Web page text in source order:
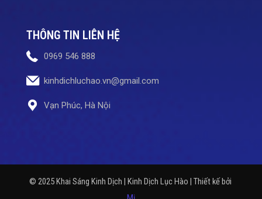
THÔNG TIN LIÊN HỆ
0969 546 888
kinhdichluchao.vn@gmail.com
Vạn Phúc, Hà Nội
© 2025 Khai Sáng Kinh Dịch | Kinh Dịch Lục Hào | Thiết kế bởi